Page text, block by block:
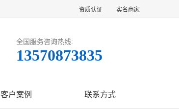
资质认证 实名商家
全国服务咨询热线:
13570873835
客户案例 联系方式